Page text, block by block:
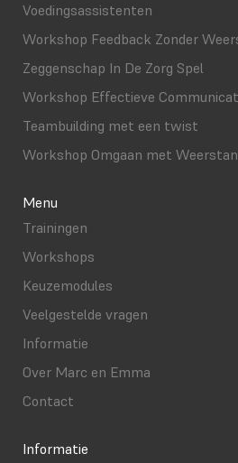
Voedingsassistenten
Workshop Feedback Zonder
Zeggenschap In De Zorg Spel
Workshop Effectieve
Teambuilding met een twist
Workshop Omgaan met
Menu
Trainingen
Workshops
Keuzemodules
Veelgestelde vragen
Informatie
Over Marc en Emma
Contact
Informatie